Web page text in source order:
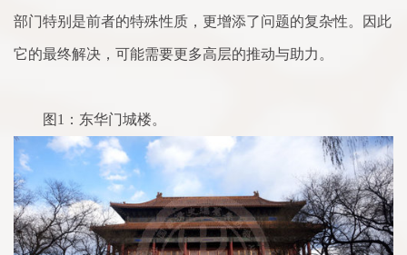
部门特别是前者的特殊性质，更增添了问题的复杂性。因此
它的最终解决，可能需要更多高层的推动与助力。
图1：东华门城楼。